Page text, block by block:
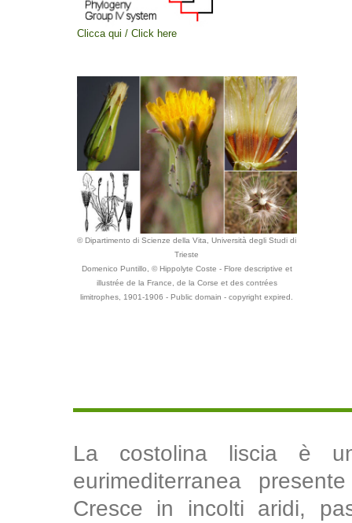
Clicca qui / Click here
© Dipartimento di Scienze della Vita, Università degli Studi di
Trieste
Domenico Puntillo, © Hippolyte Coste - Flore descriptive et
illustrée de la France, de la Corse et des contrées
limitrophes, 1901-1906 - Public domain - copyright expired.
La costolina liscia è
eurimediterranea
Cresce in incolti aridi,